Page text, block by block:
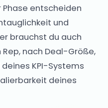
entscheiden
und
brauchst du auch
nach Deal-Größe,
KPI-Systems
deines